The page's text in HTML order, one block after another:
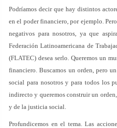
Podríamos decir que hay distintos
en el poder financiero, por ejemplo.
negativos para nosotros, ya que
Federación Latinoamericana de
(FLATEC) desea serlo. Queremos un
financiero. Buscamos un orden, pero
social para nosotros y para todos los
indirecto y queremos construir un
y de la justicia social.
Profundicemos en el tema. Las